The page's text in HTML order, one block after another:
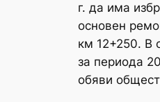
г. да има
основен
км 12+250. В
за периода
обяви